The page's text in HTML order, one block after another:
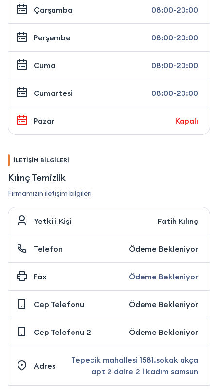
Çarşamba 08:00-20:00
Perşembe 08:00-20:00
Cuma 08:00-20:00
Cumartesi 08:00-20:00
Pazar Kapalı
İLETİŞİM BİLGİLERİ
Kılınç Temizlik
Firmamızın iletişim bilgileri
Yetkili Kişi Fatih Kılınç
Telefon Ödeme Bekleniyor
Fax Ödeme Bekleniyor
Cep Telefonu Ödeme Bekleniyor
Cep Telefonu 2 Ödeme Bekleniyor
Adres
Tepecik mahallesi 1581.sokak akça
apt 2 daire 2 İlkadım samsun